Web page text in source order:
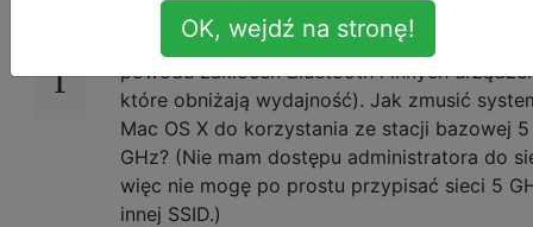
obsługiwanym zarówno w paśmie 2,4 GHz,
GHz. Chciałbym zawsze używać pasma 5
powodu zakłóceń Bluetooth i innych
które obniżają wydajność). Jak zmusić
Mac OS X do korzystania ze stacji bazowej 5
GHz? (Nie mam dostępu administratora do
więc nie mogę po prostu przypisać sieci 5
innej SSID.)
OK, wejdź na stronę!